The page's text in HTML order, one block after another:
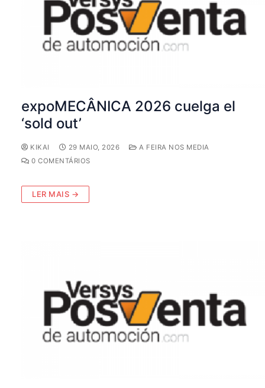
expoMECÂNICA 2026 cuelga el
‘sold out’
KIKAI 29 MAIO, 2026
A FEIRA NOS MEDIA
0 COMENTÁRIOS
LER MAIS →